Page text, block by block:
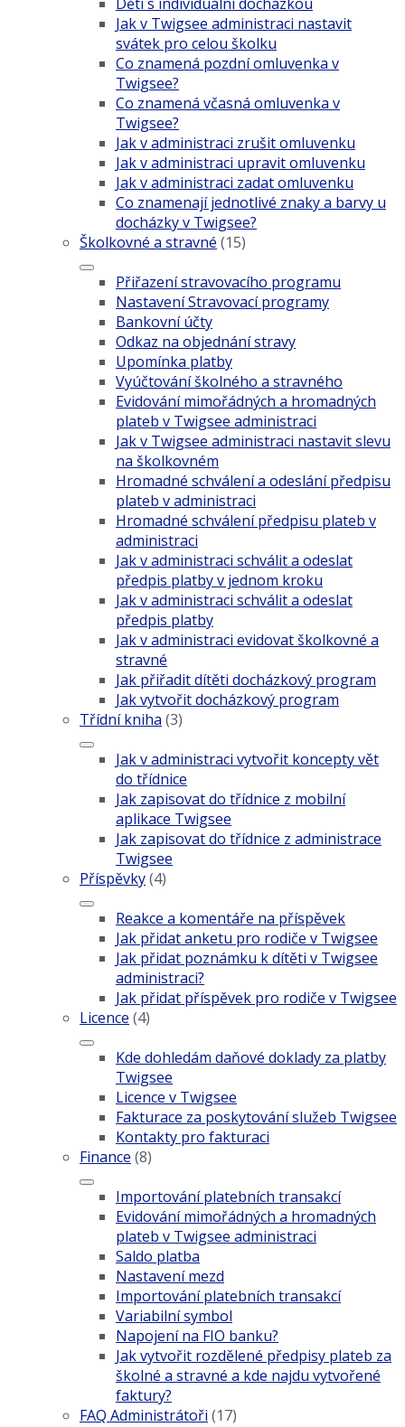
Jak v Twigsee administraci nastavit
svátek pro celou školku
Co znamená pozdní omluvenka v
Twigsee?
Co znamená včasná omluvenka v
Twigsee?
Jak v administraci zrušit omluvenku
Jak v administraci upravit omluvenku
Jak v administraci zadat omluvenku
Co znamenají jednotlivé znaky a barvy u
docházky v Twigsee?
Školkovné a stravné (15)
Přiřazení stravovacího programu
Nastavení Stravovací programy
Bankovní účty
Odkaz na objednání stravy
Upomínka platby
Vyúčtování školného a stravného
Evidování mimořádných a hromadných
plateb v Twigsee administraci
Jak v Twigsee administraci nastavit slevu
na školkovném
Hromadné schválení a odeslání předpisu
plateb v administraci
Hromadné schválení předpisu plateb v
administraci
Jak v administraci schválit a odeslat
předpis platby v jednom kroku
Jak v administraci schválit a odeslat
předpis platby
Jak v administraci evidovat školkovné a
stravné
Jak přiřadit dítěti docházkový program
Jak vytvořit docházkový program
Třídní kniha (3)
Jak v administraci vytvořit koncepty vět
do třídnice
Jak zapisovat do třídnice z mobilní
aplikace Twigsee
Jak zapisovat do třídnice z administrace
Twigsee
Příspěvky(4)
Reakce a komentáře na příspěvek
Jak přidat anketu pro rodiče v Twigsee
Jak přidat poznámku k dítěti v Twigsee
administraci?
Jak přidat příspěvek pro rodiče v Twigsee
Licence (4)
Kde dohledám daňové doklady za platby
Twigsee
Licence v Twigsee
Fakturace za poskytování služeb Twigsee
Kontakty pro fakturaci
Finance (8)
Importování platebních transakcí
Evidování mimořádných a hromadných
plateb v Twigsee administraci
Saldo platba
Nastavení mezd
Importování platebních transakcí
Variabilní symbol
Napojení na FIO banku?
Jak vytvořit rozdělené předpisy plateb za
školné a stravné a kde najdu vytvořené
faktury?
FAQ Administrátoři (17)